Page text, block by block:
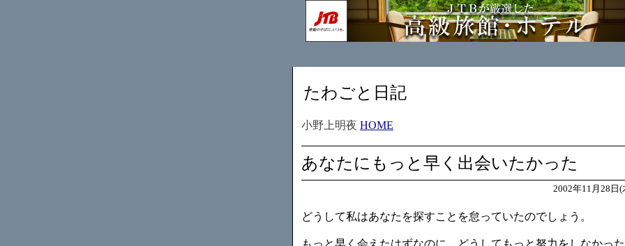
たわごと日記
小野上明夜 HOME
あなたにもっと早く出会いたかった
2002年11月28日(
どうして私はあなたを探すことを怠っていたのでしょう。
もっと早く会えたはずなのに、どうしてもっと努力をしなかっ